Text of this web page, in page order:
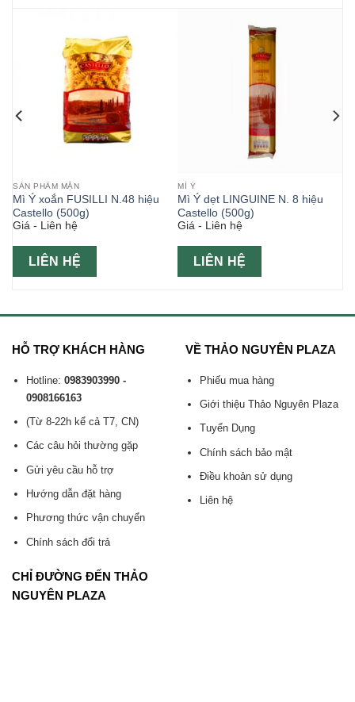
SẢN PHẨM MẶN
Mì Ý xoắn FUSILLI N.48 hiệu
Castello (500g)
Giá - Liên hệ
LIÊN HỆ
MÌ Ý
Mì Ý dẹt LINGUINE N. 8 hiệu
Castello (500g)
Giá - Liên hệ
LIÊN HỆ
HỖ TRỢ KHÁCH HÀNG
Hotline: 0983903990 -
0908166163
(Từ 8-22h kể cả T7, CN)
Các câu hỏi thường gặp
Gửi yêu cầu hỗ trợ
Hướng dẫn đặt hàng
Phương thức vận chuyển
Chính sách đổi trả
VỀ THẢO NGUYÊN PLAZA
Phiếu mua hàng
Giới thiệu Thảo Nguyên Plaza
Tuyển Dụng
Chính sách bảo mật
Điều khoản sử dụng
Liên hệ
CHỈ ĐƯỜNG ĐẾN THẢO
NGUYÊN PLAZA